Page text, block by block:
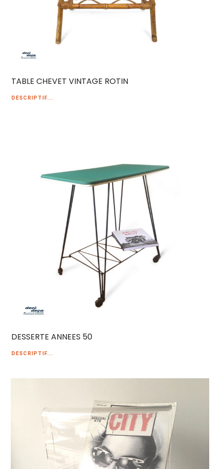
TABLE CHEVET VINTAGE ROTIN
DESCRIPTIF...
DESSERTE ANNEES 50
DESCRIPTIF...